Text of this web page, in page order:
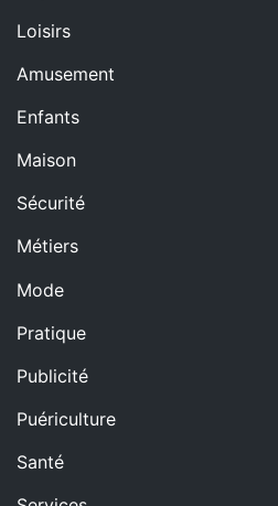
Loisirs
Amusement
Enfants
Maison
Sécurité
Métiers
Mode
Pratique
Publicité
Puériculture
Santé